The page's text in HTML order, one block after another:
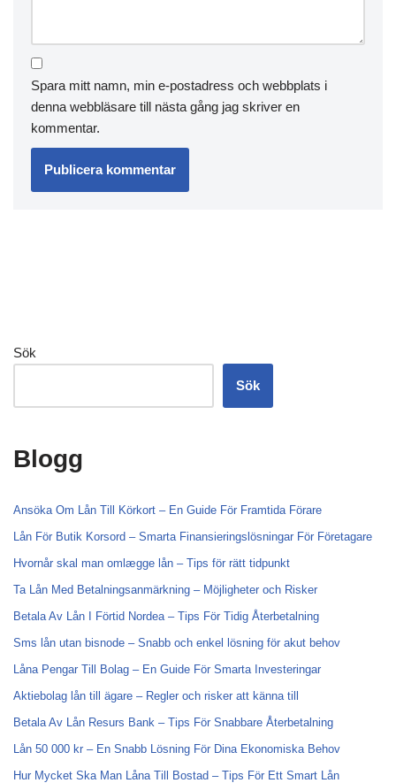
Spara mitt namn, min e-postadress och webbplats i
denna webbläsare till nästa gång jag skriver en
kommentar.
Sök
Sök
Blogg
Ansöka Om Lån Till Körkort – En Guide För Framtida Förare
Lån För Butik Korsord – Smarta Finansieringslösningar För Företagare
Hvornår skal man omlægge lån – Tips för rätt tidpunkt
Ta Lån Med Betalningsanmärkning – Möjligheter och Risker
Betala Av Lån I Förtid Nordea – Tips För Tidig Återbetalning
Sms lån utan bisnode – Snabb och enkel lösning för akut behov
Låna Pengar Till Bolag – En Guide För Smarta Investeringar
Aktiebolag lån till ägare – Regler och risker att känna till
Betala Av Lån Resurs Bank – Tips För Snabbare Återbetalning
Lån 50 000 kr – En Snabb Lösning För Dina Ekonomiska Behov
Hur Mycket Ska Man Låna Till Bostad – Tips För Ett Smart Lån